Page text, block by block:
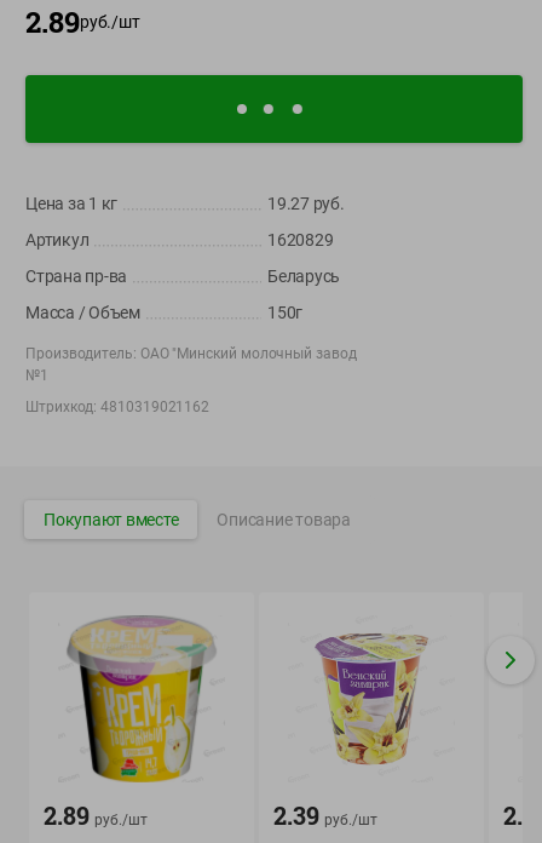
Store
shop@green-market.by
Пишите нам свои вопросы, предложения и комментарии
Юридическая информация и условия пользовательского
соглашения
юридических лиц: Отдел торговли и услуг Администрации
Фрунзенского района г. Минска + 375 17 272 73 84 .
Номер и адрес электронной почты лица, уполномоченного
продавцом рассматривать обращения покупателей о нарушении их
прав, предусмотренных законодательством о защите прав
потребителей: +375 44 560-60-61, shop@green-dostavka.by.
1) наличными денежными средствами экспедитору;
2.89руб./шт
Цена за 1 кг 19.27руб.
Артикул
1620829
Страна пр-ва
Беларусь
Масса / Объем
150г
Производитель: ОАО "Минский молочный завод
№1
Штрихкод:4810319021162
Покупают вместе Описание товара
2.89 руб./шт 2.39 руб./шт